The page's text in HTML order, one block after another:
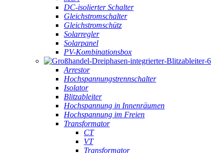
DC-isolierter Schalter
Gleichstromschalter
Gleichstromschütz
Solarregler
Solarpanel
PV-Kombinationsbox
Arrestor
Hochspannungstrennschalter
Isolator
Blitzableiter
Hochspannung in Innenräumen
Hochspannung im Freien
Transformator
CT
VT
Transformator